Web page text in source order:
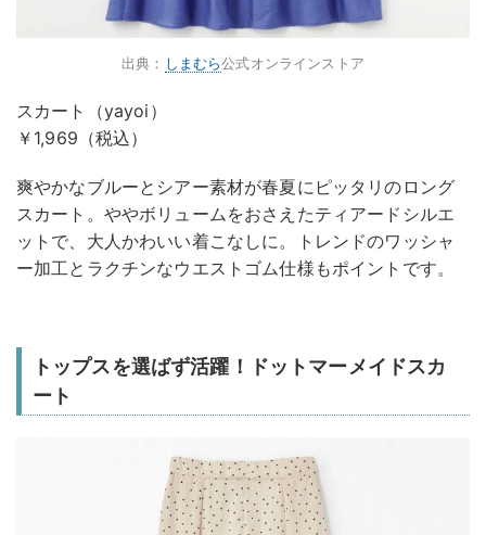
出典： しまむら公式オンラインストア
スカート（yayoi）
￥1,969（税込）
爽やかなブルーとシアー素材が春夏にピッタリのロング
スカート。ややボリュームをおさえたティアードシルエ
ットで、大人かわいい着こなしに。トレンドのワッシャ
ー加工とラクチンなウエストゴム仕様もポイントです。
トップスを選ばず活躍！ドットマーメイドスカ
ート